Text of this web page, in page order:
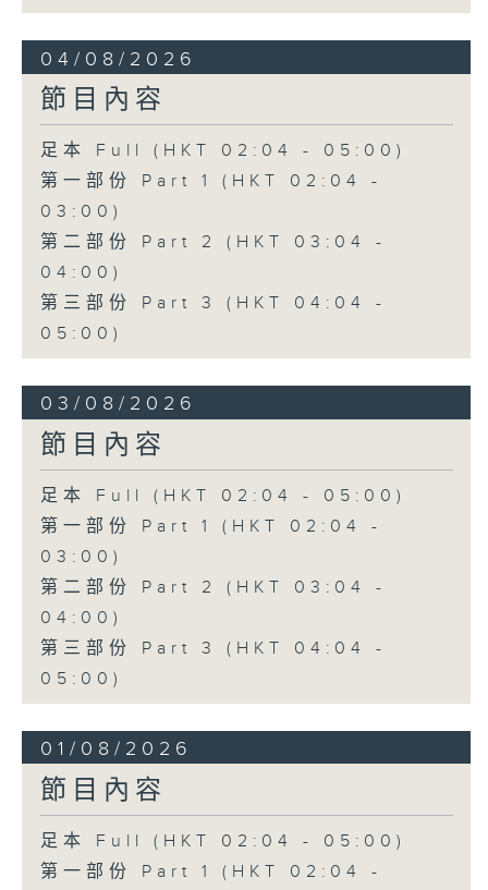
04/08/2026
節目內容
足本 Full (HKT 02:04 - 05:00)
第一部份 Part 1 (HKT 02:04 -
03:00)
第二部份 Part 2 (HKT 03:04 -
04:00)
第三部份 Part 3 (HKT 04:04 -
05:00)
03/08/2026
節目內容
足本 Full (HKT 02:04 - 05:00)
第一部份 Part 1 (HKT 02:04 -
03:00)
第二部份 Part 2 (HKT 03:04 -
04:00)
第三部份 Part 3 (HKT 04:04 -
05:00)
01/08/2026
節目內容
足本 Full (HKT 02:04 - 05:00)
第一部份 Part 1 (HKT 02:04 -